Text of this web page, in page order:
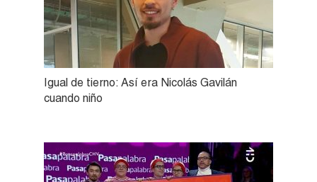
Igual de tierno: Así era Nicolás Gavilán
cuando niño